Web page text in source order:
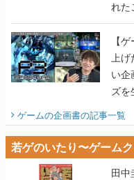
れた
画書
【
上
い企
ズ
ゲームの企画書の記事一覧
若ゲのいたり〜ゲーム
田中